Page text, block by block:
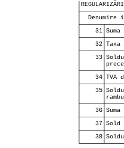
│  Denumire
│
│
│
│
│
│
│
│
│
│